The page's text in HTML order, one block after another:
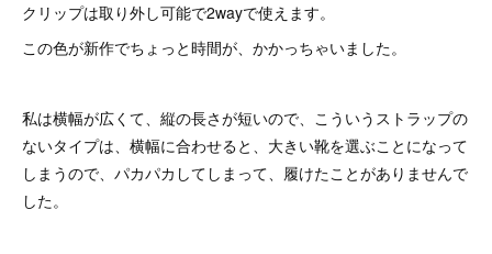
クリップは取り外し可能で2wayで使えます。
この色が新作でちょっと時間が、かかっちゃいました。
私は横幅が広くて、縦の長さが短いので、こういうストラップの
ないタイプは、横幅に合わせると、大きい靴を選ぶことになって
しまうので、パカパカしてしまって、履けたことがありませんで
した。